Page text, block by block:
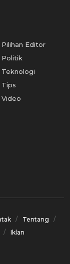
Pilihan Editor
Politik
Teknologi
Tips
Video
Tentang
Iklan